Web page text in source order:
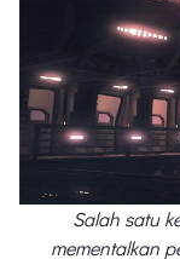
Salah satu
mementalkan